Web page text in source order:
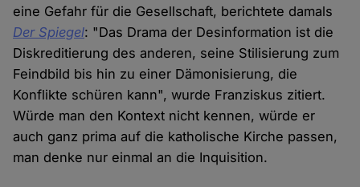
eine Gefahr für die Gesellschaft, berichtete damals
Der Spiegel: "Das Drama der Desinformation ist die
Diskreditierung des anderen, seine Stilisierung zum
Feindbild bis hin zu einer Dämonisierung, die
Konflikte schüren kann", wurde Franziskus zitiert.
Würde man den Kontext nicht kennen, würde er
auch ganz prima auf die katholische Kirche passen,
man denke nur einmal an die Inquisition.